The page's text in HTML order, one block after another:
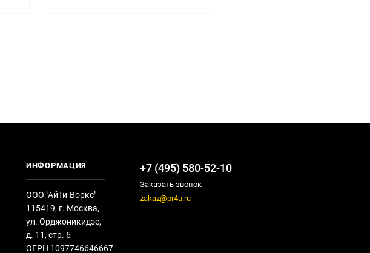
ИНФОРМАЦИЯ
ООО "АйТи-Воркс"
115419, г. Москва,
ул. Орджоникидзе,
д. 11, стр. 6
ОГРН 1097746646667
+7 (495) 580-52-10
Заказать звонок
zakaz@pr4u.ru